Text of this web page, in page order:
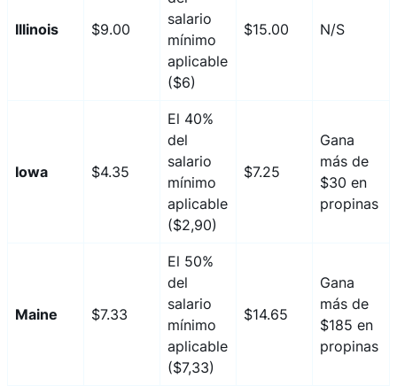
Illinois $9.00
salario
mínimo
aplicable
($6)
$15.00 N/S
Iowa $4.35
El 40%
del
salario
mínimo
aplicable
($2,90)
$7.25
Gana
más de
$30 en
propinas
Maine $7.33
El 50%
del
salario
mínimo
aplicable
($7,33)
$14.65
Gana
más de
$185 en
propinas